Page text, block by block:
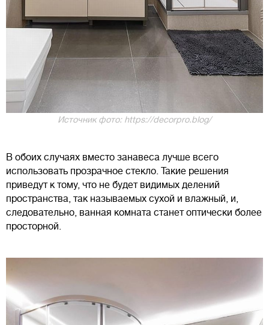
Источник фото: https://decorpro.blog/
В обоих случаях вместо занавеса лучше всего
использовать прозрачное стекло. Такие решения
приведут к тому, что не будет видимых делений
пространства, так называемых сухой и влажный, и,
следовательно, ванная комната станет оптически более
просторной.